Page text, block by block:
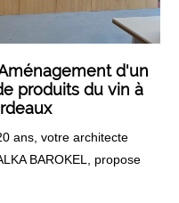
d'un
produits du vin à
ans, votre architecte
BAROKEL, propose